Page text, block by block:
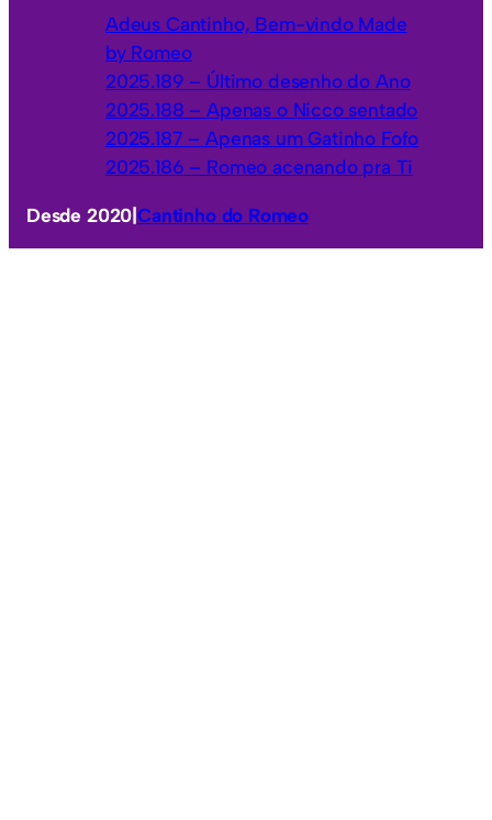
Adeus Cantinho, Bem-vindo Made
by Romeo
2025.189 – Último desenho do Ano
2025.188 – Apenas o Nicco sentado
2025.187 – Apenas um Gatinho Fofo
2025.186 – Romeo acenando pra Ti
Desde 2020|Cantinho do Romeo